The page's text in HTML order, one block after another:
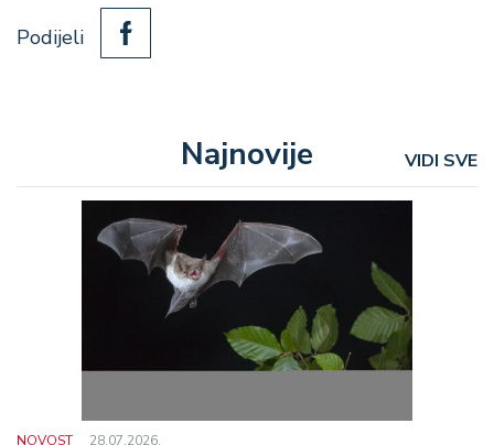
Podijeli
Najnovije VIDI SVE
NOVOST 28.07.2026.